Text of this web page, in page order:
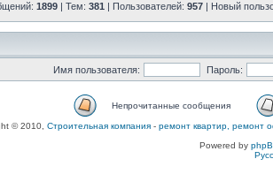
1899 | Тем: 381 | Пользователей: 957 | Новый
Имя пользователя: Пароль:
Непрочитанные сообщения
© 2010, Строительная компания - ремонт квартир, ремонт
Powered by